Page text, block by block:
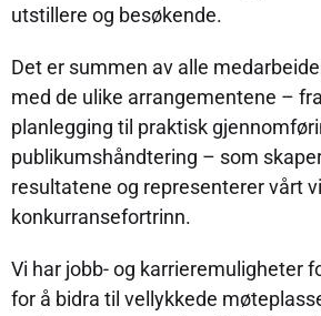
utstillere og besøkende.
Det er summen av alle
med de ulike arrangementene –
planlegging til praktisk
publikumshåndtering – som
resultatene og representerer vårt
konkurransefortrinn.
Vi har jobb- og karrieremuligheter
for å bidra til vellykkede